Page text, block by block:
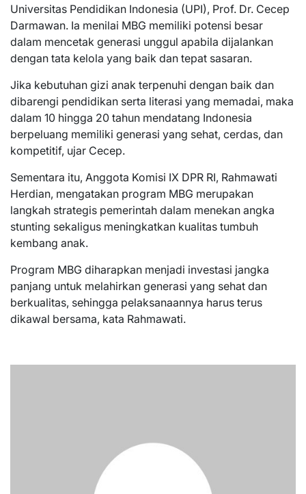
Universitas Pendidikan Indonesia (UPI), Prof. Dr. Cecep
Darmawan. Ia menilai MBG memiliki potensi besar
dalam mencetak generasi unggul apabila dijalankan
dengan tata kelola yang baik dan tepat sasaran.
Jika kebutuhan gizi anak terpenuhi dengan baik dan
dibarengi pendidikan serta literasi yang memadai, maka
dalam 10 hingga 20 tahun mendatang Indonesia
berpeluang memiliki generasi yang sehat, cerdas, dan
kompetitif, ujar Cecep.
Sementara itu, Anggota Komisi IX DPR RI, Rahmawati
Herdian, mengatakan program MBG merupakan
langkah strategis pemerintah dalam menekan angka
stunting sekaligus meningkatkan kualitas tumbuh
kembang anak.
Program MBG diharapkan menjadi investasi jangka
panjang untuk melahirkan generasi yang sehat dan
berkualitas, sehingga pelaksanaannya harus terus
dikawal bersama, kata Rahmawati.